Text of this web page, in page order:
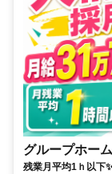
グループホー
残業月平均1ｈ以下